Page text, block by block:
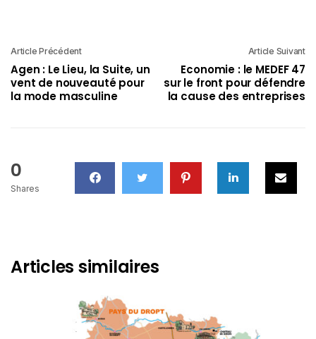
Article Précédent
Agen : Le Lieu, la Suite, un
vent de nouveauté pour
la mode masculine
Article Suivant
Economie : le MEDEF 47
sur le front pour défendre
la cause des entreprises
0
Shares
Articles similaires